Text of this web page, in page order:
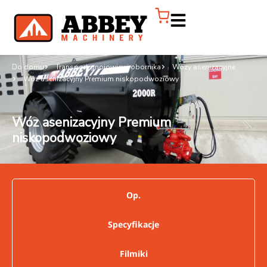
Do domu Transport gnojowicy i obornika
Wozy asenizacyjne
Wóz asenizacyjny Premium niskopodwoziowy
Wóz asenizacyjny Premium
niskopodwoziowy
Op.
Specyfikacje
Filmiki